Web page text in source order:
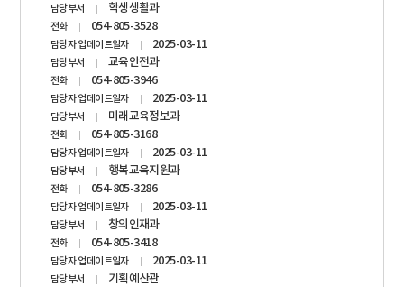
담당부서 학생생활과
전화 054-805-3528
담당자 업데이트일자 2025-03-11
담당부서 교육안전과
전화 054-805-3946
담당자 업데이트일자 2025-03-11
담당부서 미래교육정보과
전화 054-805-3168
담당자 업데이트일자 2025-03-11
담당부서 행복교육지원과
전화 054-805-3286
담당자 업데이트일자 2025-03-11
담당부서 창의인재과
전화 054-805-3418
담당자 업데이트일자 2025-03-11
담당부서 기획예산관